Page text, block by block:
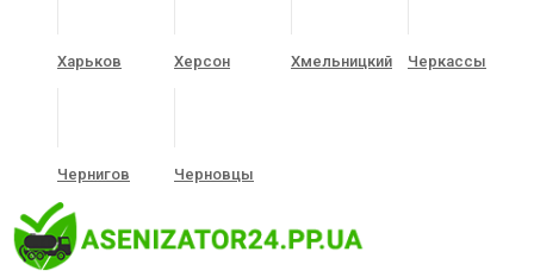
Харьков Херсон Хмельницкий Черкассы
Чернигов Черновцы